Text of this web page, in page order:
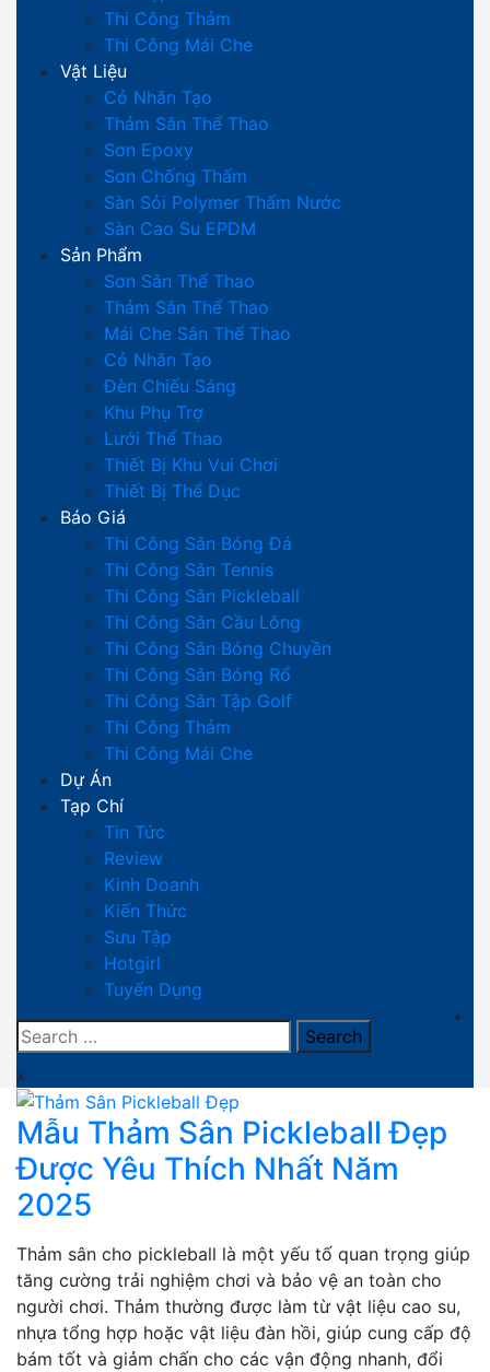
Thi Công Thảm
Thi Công Mái Che
Vật Liệu
Cỏ Nhân Tạo
Thảm Sân Thể Thao
Sơn Epoxy
Sơn Chống Thấm
Sàn Sỏi Polymer Thấm Nước
Sàn Cao Su EPDM
Sản Phẩm
Sơn Sân Thể Thao
Thảm Sân Thể Thao
Mái Che Sân Thể Thao
Cỏ Nhân Tạo
Đèn Chiếu Sáng
Khu Phụ Trợ
Lưới Thể Thao
Thiết Bị Khu Vui Chơi
Thiết Bị Thể Dục
Báo Giá
Thi Công Sân Bóng Đá
Thi Công Sân Tennis
Thi Công Sân Pickleball
Thi Công Sân Cầu Lông
Thi Công Sân Bóng Chuyền
Thi Công Sân Bóng Rổ
Thi Công Sân Tập Golf
Thi Công Thảm
Thi Công Mái Che
Dự Án
Tạp Chí
Tin Tức
Review
Kinh Doanh
Kiến Thức
Sưu Tập
Hotgirl
Tuyển Dụng
Search
for:
x
Mẫu Thảm Sân Pickleball Đẹp
Được Yêu Thích Nhất Năm
2025
Thảm sân cho pickleball là một yếu tố quan trọng giúp
tăng cường trải nghiệm chơi và bảo vệ an toàn cho
người chơi. Thảm thường được làm từ vật liệu cao su,
nhựa tổng hợp hoặc vật liệu đàn hồi, giúp cung cấp độ
bám tốt và giảm chấn cho các vận động nhanh, đổi